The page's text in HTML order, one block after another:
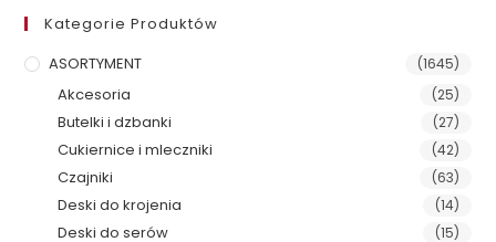
Kategorie Produktów
ASORTYMENT
(1645)
Akcesoria (25)
Butelki i dzbanki (27)
Cukiernice i mleczniki (42)
Czajniki (63)
Deski do krojenia (14)
Deski do serów (15)